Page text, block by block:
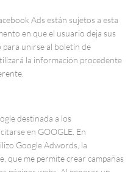
Ads están sujetos a esta
en que el usuario deja sus
unirse al boletín de
la información procedente
destinada a los
en GOOGLE. En
Google Adwords, la
que me permite crear campañas